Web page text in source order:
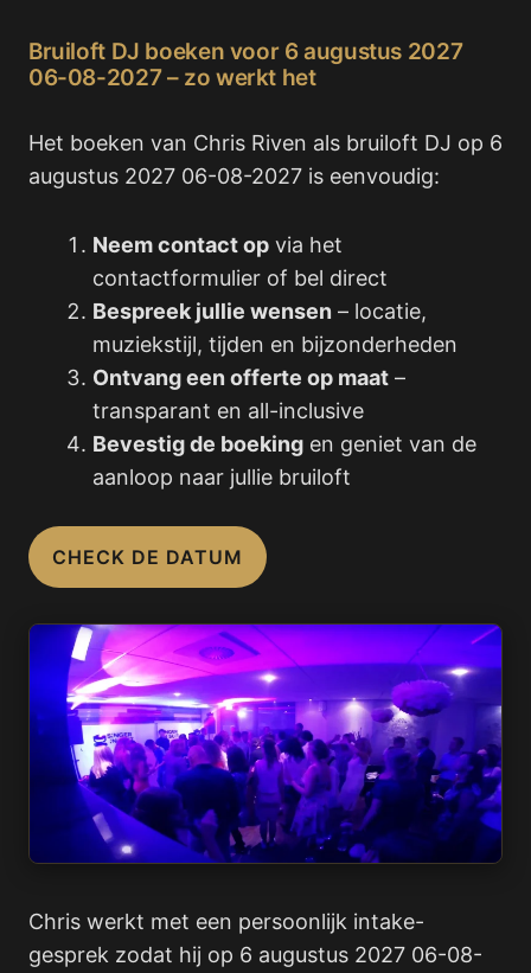
Bruiloft DJ boeken voor 6 augustus 2027
06-08-2027 – zo werkt het
Het boeken van Chris Riven als bruiloft DJ op 6
augustus 2027 06-08-2027 is eenvoudig:
Neem contact op via het
contactformulier of bel direct
Bespreek jullie wensen – locatie,
muziekstijl, tijden en bijzonderheden
Ontvang een offerte op maat –
transparant en all-inclusive
Bevestig de boeking en geniet van de
aanloop naar jullie bruiloft
CHECK DE DATUM
Chris werkt met een persoonlijk intake-
gesprek zodat hij op 6 augustus 2027 06-08-